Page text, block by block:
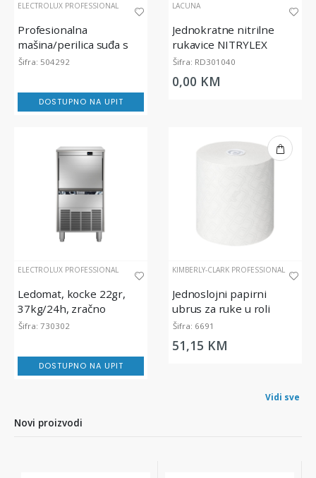
ELECTROLUX PROFESSIONAL
Profesionalna
mašina/perilica suđa s
haubom, green&clean,
Šifra: 504292
DOSTUPNO NA UPIT
LACUNA
Jednokratne nitrilne
rukavice NITRYLEX
BLACK, bez pudera, crne
Šifra: RD301040
0,00 KM
ELECTROLUX PROFESSIONAL
Ledomat, kocke 22gr,
37kg/24h, zračno
hlađenje
Šifra: 730302
DOSTUPNO NA UPIT
KIMBERLY-CLARK PROFESSIONAL
Jednoslojni papirni
ubrus za ruke u roli
Scott Essential, 350m
Šifra: 6691
51,15 KM
Vidi sve
Novi proizvodi